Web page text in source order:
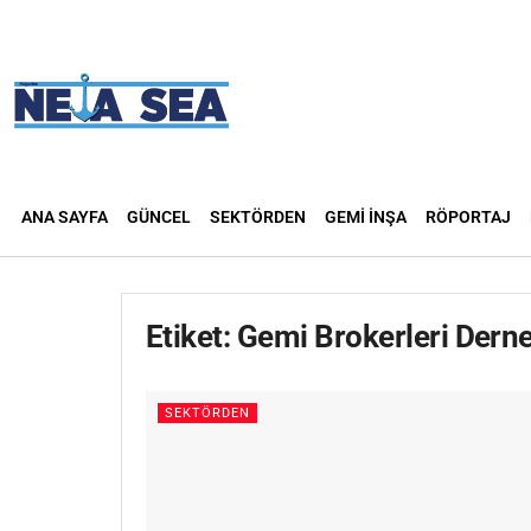
ANA SAYFA GÜNCEL SEKTÖRDEN GEMI İNŞA RÖPORTAJ
Etiket: Gemi Brokerleri
SEKTÖRDEN